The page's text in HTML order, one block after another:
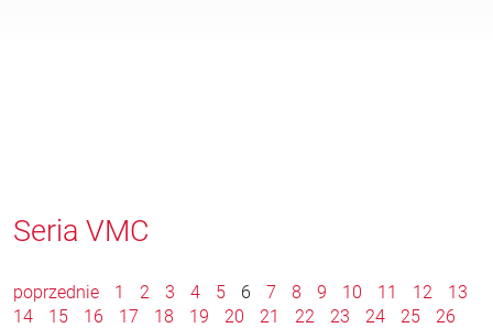
Seria VMC
poprzednie 1 2 3 4 5 6 7 8 9 10 11 12
13
14
15 16 17 18 19 20 21 22 23 24 25
26